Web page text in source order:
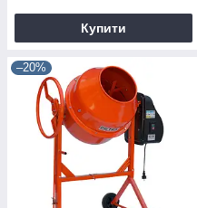
Купити
–20%